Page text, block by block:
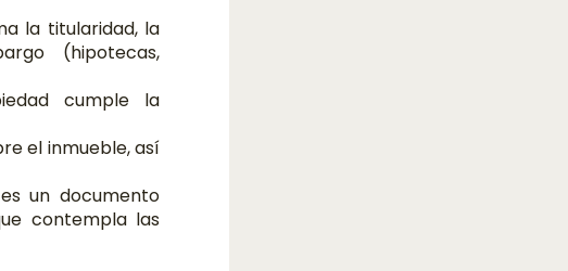
la titularidad, la
(hipotecas,
cumple la
el inmueble, así
un documento
contempla las